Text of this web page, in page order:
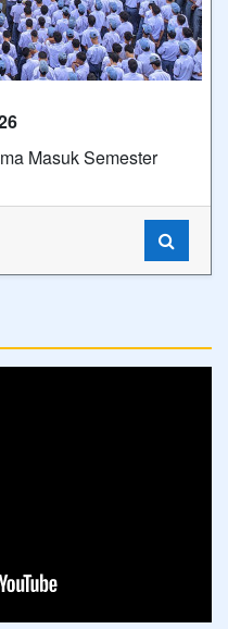
Masuk Semester